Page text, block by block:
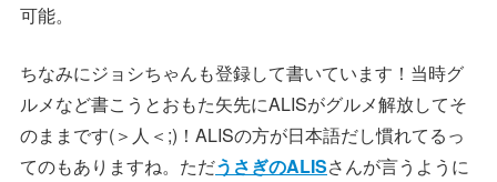
可能。
ちなみにジョシちゃんも登録して書いています！当時グ
ルメなど書こうとおもた矢先にALISがグルメ解放してそ
のままです(＞人＜;)！ALISの方が日本語だし慣れてるっ
てのもありますね。ただうさぎのALISさんが言うように